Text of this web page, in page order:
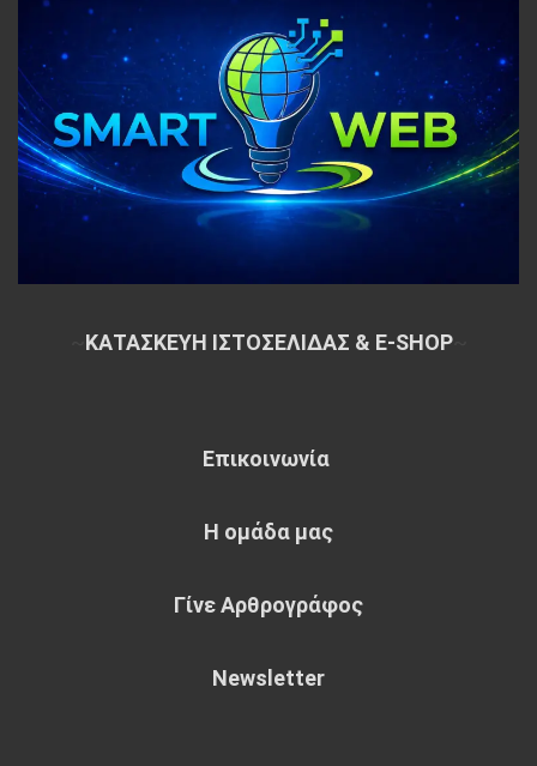
ΚΑΤΑΣΚΕΥΗ ΙΣΤΟΣΕΛΙΔΑΣ & E-SHOP~
Επικοινωνία
Η ομάδα μας
Γίνε Αρθρογράφος
Newsletter